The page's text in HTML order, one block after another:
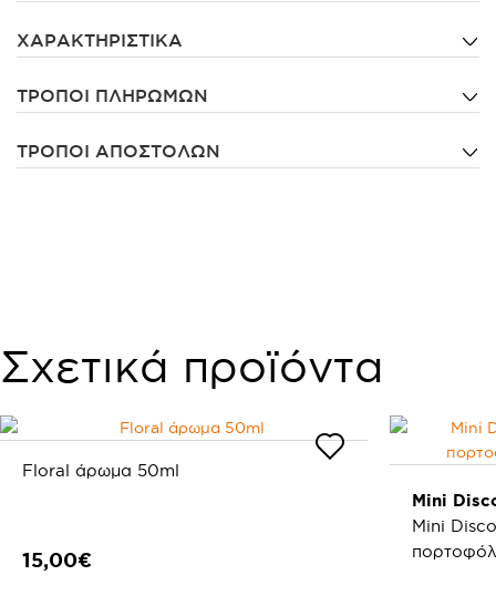
ΧΑΡΑΚΤΗΡΙΣΤΙΚΑ
ΤΡΟΠΟΙ ΠΛΗΡΩΜΩΝ
ΤΡΟΠΟΙ ΑΠΟΣΤΟΛΩΝ
Σχετικά προϊόντα
Floral άρωμα 50ml
15,00€
Mini
Mini